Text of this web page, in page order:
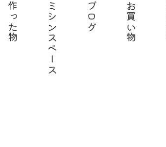
作った物 ミシンスペース ブログ お買い物